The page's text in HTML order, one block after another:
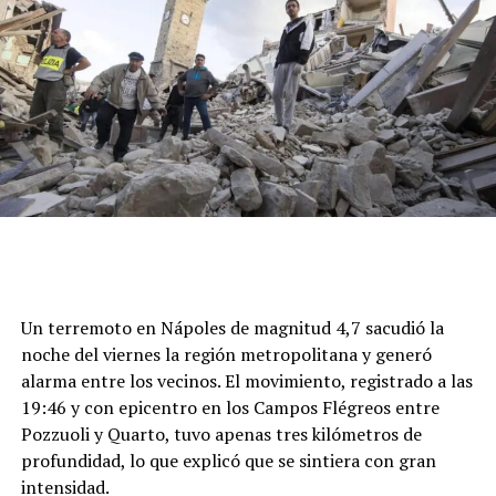
Un terremoto en Nápoles de magnitud 4,7 sacudió la
noche del viernes la región metropolitana y generó
alarma entre los vecinos. El movimiento, registrado a las
19:46 y con epicentro en los Campos Flégreos entre
Pozzuoli y Quarto, tuvo apenas tres kilómetros de
profundidad, lo que explicó que se sintiera con gran
intensidad.